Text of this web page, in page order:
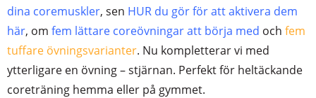
dina coremuskler, sen HUR du gör för att aktivera dem
här, om fem lättare coreövningar att börja med och fem
tuffare övningsvarianter. Nu kompletterar vi med
ytterligare en övning – stjärnan. Perfekt för heltäckande
coreträning hemma eller på gymmet.